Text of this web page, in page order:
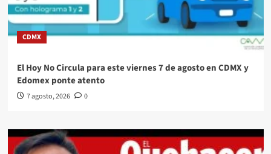
CDMX
El Hoy No Circula para este viernes 7 de agosto en CDMX y
Edomex ponte atento
7 agosto, 2026 0